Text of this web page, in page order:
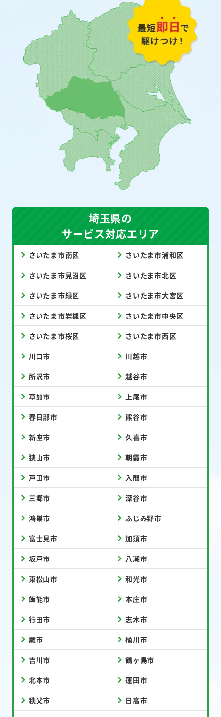
埼玉県の
サービス対応エリア
さいたま市南区 さいたま市浦和区
さいたま市見沼区 さいたま市北区
さいたま市緑区 さいたま市大宮区
さいたま市岩槻区 さいたま市中央区
さいたま市桜区 さいたま市西区
川口市 川越市
所沢市 越谷市
草加市 上尾市
春日部市 熊谷市
新座市 久喜市
狭山市 朝霞市
戸田市 入間市
三郷市 深谷市
鴻巣市 ふじみ野市
富士見市 加須市
坂戸市 八潮市
東松山市 和光市
飯能市 本庄市
行田市 志木市
蕨市 桶川市
吉川市 鶴ヶ島市
北本市 蓮田市
秩父市 日高市